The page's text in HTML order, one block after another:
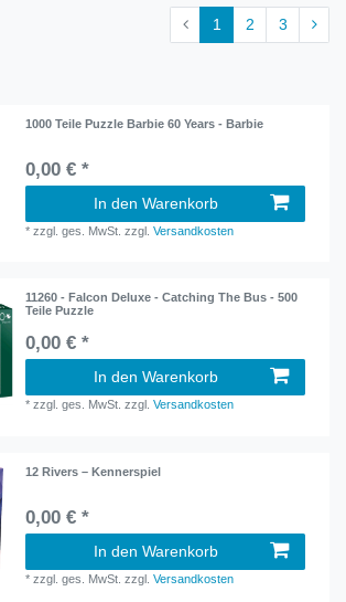
1 2 3
1000 Teile Puzzle Barbie 60 Years - Barbie
0,00 € *
In den Warenkorb
*zzgl. ges. MwSt. zzgl.Versandkosten
11260 - Falcon Deluxe - Catching The Bus - 500
Teile Puzzle
0,00 € *
In den Warenkorb
*zzgl. ges. MwSt. zzgl.Versandkosten
12 Rivers – Kennerspiel
0,00 € *
In den Warenkorb
*zzgl. ges. MwSt. zzgl.Versandkosten